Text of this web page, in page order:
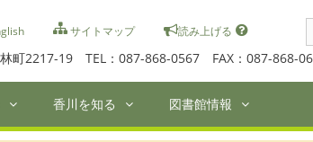
サイトマップ 読み上げる
町2217-19 TEL：087-868-0567 FAX：087-868-
香川を知る 図書館情報